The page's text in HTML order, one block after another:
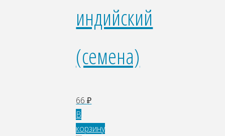
индийский
(семена)
66₽
В
корзину